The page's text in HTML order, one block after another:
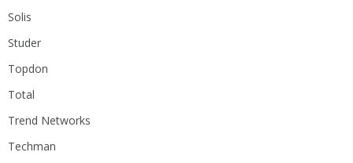
Solis
Studer
Topdon
Total
Trend Networks
Techman